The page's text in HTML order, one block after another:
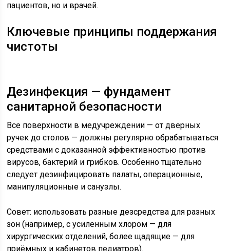
пациентов, но и врачей.
Ключевые принципы поддержания
чистоты
Дезинфекция — фундамент
санитарной безопасности
Все поверхности в медучреждении — от дверных
ручек до столов — должны регулярно обрабатываться
средствами с доказанной эффективностью против
вирусов, бактерий и грибков. Особенно тщательно
следует дезинфицировать палаты, операционные,
манипуляционные и санузлы.
Совет: использовать разные дезсредства для разных
зон (например, с усиленным хлором — для
хирургических отделений, более щадящие — для
приёмных и кабинетов педиатров).